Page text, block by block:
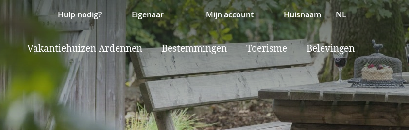
Hulp nodig? Eigenaar Mijn account Huisnaam NL
Vakantiehuizen Ardennen Bestemmingen Toerisme Belevingen